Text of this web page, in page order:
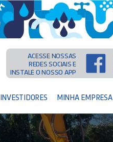
ACESSE NOSSAS
REDES SOCIAIS E
INSTALE O NOSSO APP
INVESTIDORES MINHA EMPRESA